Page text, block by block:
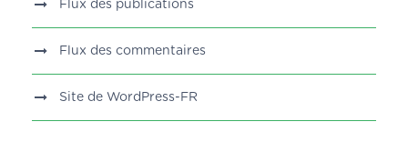
Flux des publications
Flux des commentaires
Site de WordPress-FR